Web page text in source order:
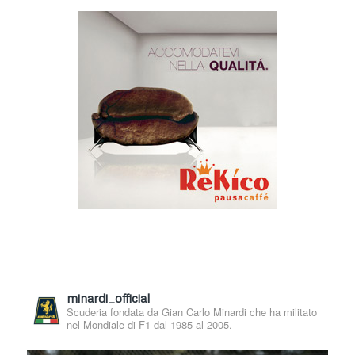
minardi_official
Scuderia fondata da Gian Carlo Minardi che ha militato
nel Mondiale di F1 dal 1985 al 2005.